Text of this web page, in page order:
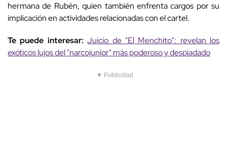
hermana de Rubén, quien también enfrenta cargos por su
implicación en actividades relacionadas con el cartel.
Te puede interesar:Juicio de "El Menchito": revelan los
exóticos lujos del "narcojunior" más poderoso y despiadado
▼ Publicidad